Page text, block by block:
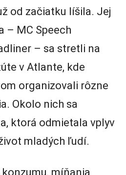
od začiatku líšila. Jej
– MC Speech
– sa stretli na
v Atlante, kde
organizovali rôzne
Okolo nich sa
ktorá odmietala vplyv
mladých ľudí.
míňania